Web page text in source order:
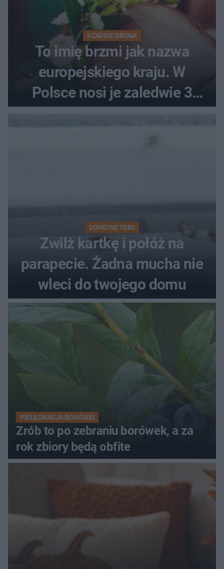
RZADKIE IMIONA
To imię brzmi jak nazwa
europejskiego kraju. W
Polsce nosi je zaledwie 3
DOMOWE TRIKI
Zwilż kartkę i połóż na
parapecie. Żadna mucha nie
wleci do twojego domu
PIELĘGNACJA BORÓWKI
Zrób to po zebraniu borówek, a za
rok zbiory będą obfite